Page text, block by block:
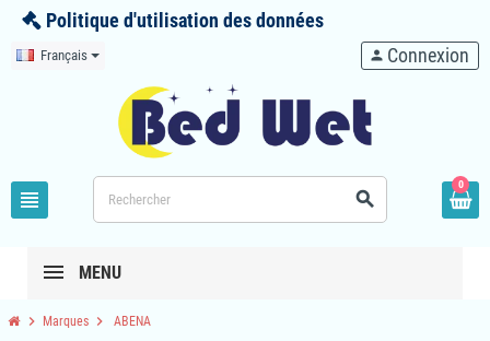
Politique d'utilisation des données
Français
view_headline search
person Connexion
0
MENU
chevron_right Marques chevron_right ABENA